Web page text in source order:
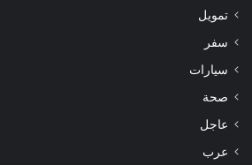
تمويل
سفر
سيارات
صحة
عاجل
عرب